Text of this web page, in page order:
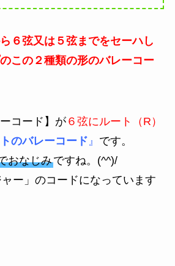
６弦又は５弦までをセーハし
この２種類の形のバレーコー
コード】 が６弦にルート（R）
のバレーコード 』 です。
おなじみですね。(^^)/
ー」のコードになっています